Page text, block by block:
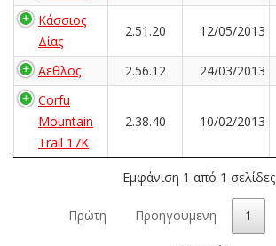
Κάσσιος
Δίας
2.51.20 12/05/2013
Αεθλος 2.56.12 24/03/2013
Corfu
Mountain
Trail 17K
2.38.40 10/02/2013
Εμφάνιση 1 από 1 σελίδες
Πρώτη Προηγούμενη 1